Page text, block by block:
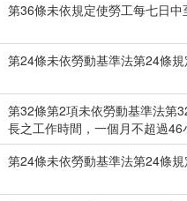
第36條未依規定使勞工每七日
第24條未依勞動基準法第24條
第32條第2項未依勞動基準法第
長之工作時間，一個月不超過
第24條未依勞動基準法第24條